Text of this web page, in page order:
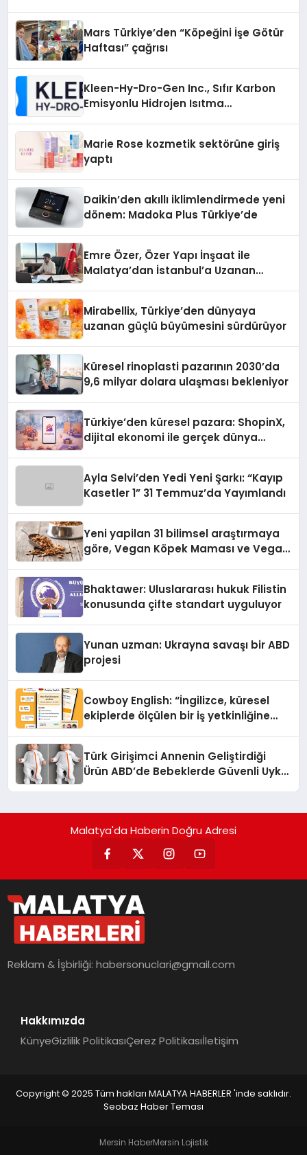
Mars Türkiye’den “Köpeğini İşe Götür
Haftası” çağrısı
Kleen-Hy-Dro-Gen Inc., Sıfır Karbon
Emisyonlu Hidrojen Isıtma
Marie Rose kozmetik sektörüne giriş
yaptı
Daikin’den akıllı iklimlendirmede yeni
dönem: Madoka Plus Türkiye’de
Emre Özer, Özer Yapı İnşaat ile
Malatya’dan İstanbul’a Uzanan
Mirabellix, Türkiye’den dünyaya
uzanan güçlü büyümesini sürdürüyor
Küresel rinoplasti pazarının 2030’da
9,6 milyar dolara ulaşması bekleniyor
Türkiye’den küresel pazara: ShopinX,
dijital ekonomi ile gerçek dünya
Ayla Selvi’den Yedi Yeni Şarkı: “Kayıp
Kasetler 1” 31 Temmuz’da Yayımlandı
Yeni yapilan 31 bilimsel araştırmaya
göre, Vegan Köpek Maması ve Vegan
Bhaktawer: Uluslararası hukuk Filistin
konusunda çifte standart uyguluyor
Yunan uzman: Ukrayna savaşı bir ABD
projesi
Cowboy English: “İngilizce, küresel
ekiplerde ölçülen bir iş yetkinliğine
Türk Girişimci Annenin Geliştirdiği
Ürün ABD’de Bebeklerde Güvenli Uyku
Malatya'da Haberin Doğru Adresi
Reklam & İşbirliği:habersonuclari@gmail.com
Hakkımızda
KünyeGizlilik PolitikasıÇerez Politikasıİletişim
Copyright © 2025 Tüm hakları MALATYA HABERLER 'inde saklıdır.
Seobaz Haber Teması
Mersin HaberMersin Lojistik